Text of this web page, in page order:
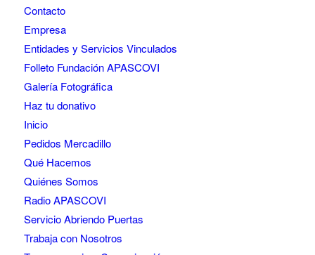
Contacto
Empresa
Entidades y Servicios Vinculados
Folleto Fundación APASCOVI
Galería Fotográfica
Haz tu donativo
Inicio
Pedidos Mercadillo
Qué Hacemos
Quiénes Somos
Radio APASCOVI
Servicio Abriendo Puertas
Trabaja con Nosotros